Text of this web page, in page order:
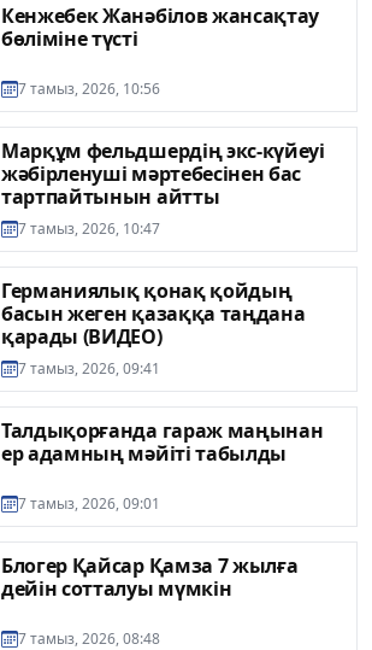
Кенжебек Жанәбілов жансақтау
бөліміне түсті
7 тамыз, 2026, 10:56
Марқұм фельдшердің экс-күйеуі
жәбірленуші мәртебесінен бас
тартпайтынын айтты
7 тамыз, 2026, 10:47
Германиялық қонақ қойдың
басын жеген қазаққа таңдана
қарады (ВИДЕО)
7 тамыз, 2026, 09:41
Талдықорғанда гараж маңынан
ер адамның мәйіті табылды
7 тамыз, 2026, 09:01
Блогер Қайсар Қамза 7 жылға
дейін сотталуы мүмкін
7 тамыз, 2026, 08:48